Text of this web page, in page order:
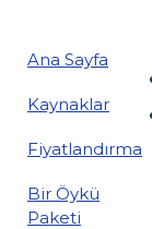
Ana Sayfa
Kaynaklar
Fiyatlandırma
Bir Öykü
Paketi